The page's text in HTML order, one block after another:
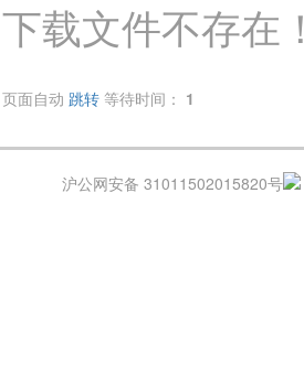
下载文件不存在！
页面自动 跳转 等待时间： 1
沪公网安备 31011502015820号